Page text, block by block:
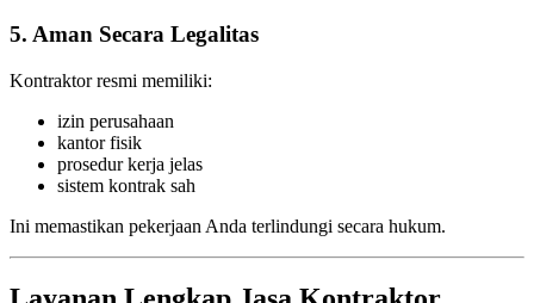
5. Aman Secara Legalitas
Kontraktor resmi memiliki:
izin perusahaan
kantor fisik
prosedur kerja jelas
sistem kontrak sah
Ini memastikan pekerjaan Anda terlindungi secara hukum.